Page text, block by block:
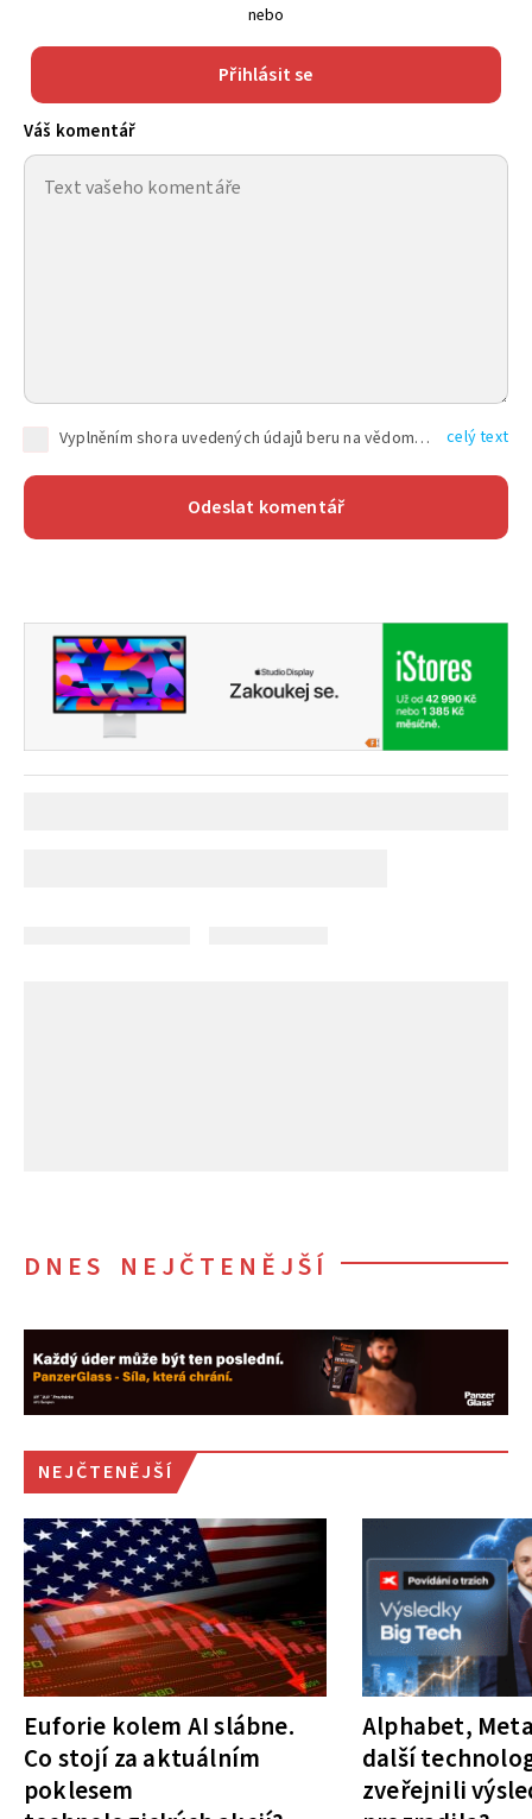
nebo
Přihlásit se
Váš komentář
Vyplněním shora uvedených údajů beru na vědomí, že společnost TEXT FACTORY s.r.o., sídlem Brno, Durďákova 336/29, Černá Pole, PSČ: 613 00, IČ: 06157831, zapsané u Krajského soudu v Brně, oddíl C, vložka 100399, bude zpracovávat mé osobní údaje uvedené v rámci mnou vyplněného registračního formuláře na základě oprávněných zájmů TEXT FACTORY s.r.o. dle čl. 6 odst. 1 písm. f) GDPR a pro splnění právních povinností (čl. 6 odst. 1 písm. c) GDPR), a to pro tyto účely: nezbytnost zajistit oprávnění návštěvníka webových stránek provozovaných společností TEXT FACTORY s.r.o. přispívat aktivně ke zveřejněným článkům nebo v rámci diskusních fór a výkon práv TEXT FACTORY s.r.o. jako administrátora těchto diskusních fór. Více informací o zpracování osobních údajů a právech lze nalézt v celý text
DNES NEJČTENĚJŠÍ
NEJČTENĚJŠÍ
Euforie kolem AI slábne.
Co stojí za aktuálním
poklesem
Alphabet,
další
zveřejnili